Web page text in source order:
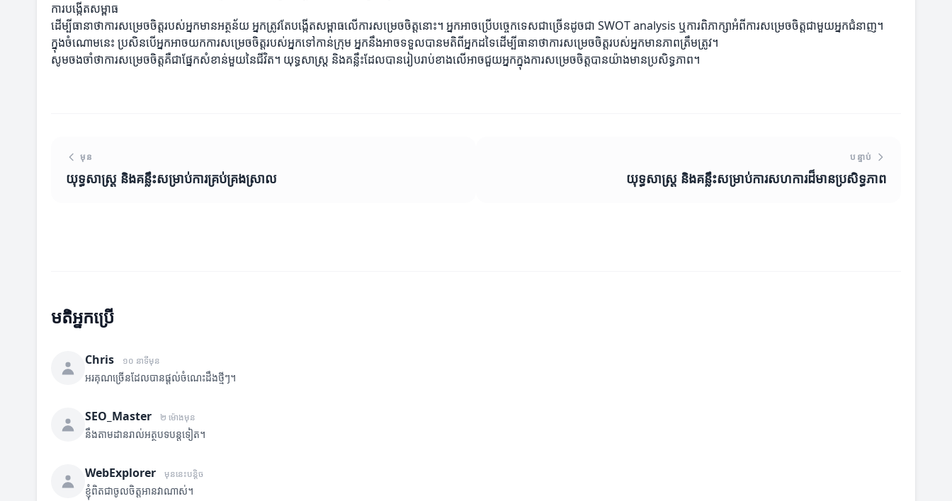
ការបង្កើតសម្ពាធ
ដើម្បីធានាថាការសម្រេចចិត្តរបស់អ្នកមានអត្ថន័យ អ្នកត្រូវតែបង្កើតសម្ពាធលើការសម្រេចចិត្តនោះ។ អ្នកអាចប្រើបច្ចេកទេសជាច្រើនដូចជា SWOT analysis ឬការពិភាក្សាអំពីការសម្រេចចិត្តជាមួយអ្នកជំនាញ។
ក្នុងចំណោមនេះ ប្រសិនបើអ្នកអាចយកការសម្រេចចិត្តរបស់អ្នកទៅកាន់ក្រុម អ្នកនឹងអាចទទួលបានមតិពីអ្នកដទៃដើម្បីធានាថាការសម្រេចចិត្តរបស់អ្នកមានភាពត្រឹមត្រូវ។
សូមចងចាំថាការសម្រេចចិត្តគឺជាផ្នែកសំខាន់មួយនៃជីវិត។ យុទ្ធសាស្ត្រ និងគន្លឹះដែលបានរៀបរាប់ខាងលើអាចជួយអ្នកក្នុងការសម្រេចចិត្តបានយ៉ាងមានប្រសិទ្ធភាព។
មុន
យុទ្ធសាស្ត្រ និងគន្លឹះសម្រាប់ការគ្រប់គ្រងស្រាល
បន្ទាប់
យុទ្ធសាស្ត្រ និងគន្លឹះសម្រាប់ការសហការដ៏មានប្រសិទ្ធភាព
មតិអ្នកប្រើ
Chris ១០ នាទីមុន
អរគុណច្រើនដែលបានផ្តល់ចំណេះដឹងថ្មីៗ។
SEO_Master ២ ម៉ោងមុន
នឹងតាមដានរាល់អត្ថបទបន្តទៀត។
WebExplorer មុននេះបន្តិច
ខ្ញុំពិតជាចូលចិត្តអានវាណាស់។